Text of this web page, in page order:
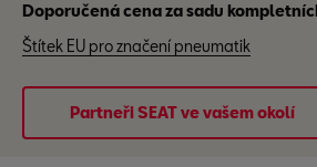
Doporučená cena za sadu
Štítek EU pro značení pneumatik
Partneři SEAT ve vašem okolí